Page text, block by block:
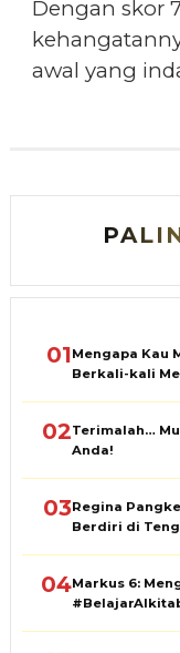
Dengan skor
awal yang
01Mengapa Kau
Berkali-kali
02Terimalah…
Anda!
03Regina
Berdiri di
04Markus 6: